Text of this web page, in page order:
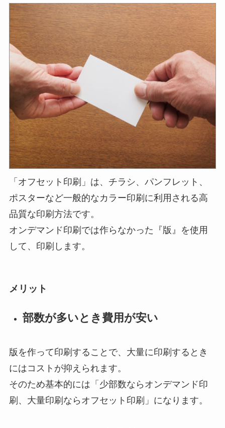
「オフセット印刷」は、チラシ、パンフレット、
ポスターなど一般的なカラー印刷に利用される高
品質な印刷方法です。
オンデマンド印刷では作らなかった『版』を使用
して、印刷します。
メリット
部数が多いとき費用が安い
版を作って印刷することで、大量に印刷するとき
にはコストが抑えられます。
そのため基本的には「少部数ならオンデマンド印
刷、大量印刷ならオフセット印刷」になります。